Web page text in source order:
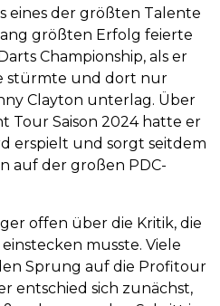
eines der größten Talente
größten Erfolg feierte
Championship, als er
stürmte und dort nur
Clayton unterlag. Über
Tour Saison 2024 hatte er
erspielt und sorgt seitdem
auf der großen PDC-
offen über die Kritik, die
musste. Viele
Sprung auf die Profitour
entschied sich zunächst,